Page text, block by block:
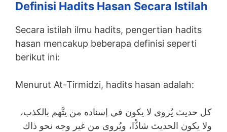
Definisi Hadits Hasan Secara Istilah
Secara istilah ilmu hadits, pengertian hadits
hasan mencakup beberapa definisi seperti
berikut ini:
Menurut At-Tirmidzi, hadits hasan adalah:
كل حديث يُروى لا يكون في إسناده من يتَّهم بالكذب،
ولا يكون الحديث شاذًّا، ويُروى من غير وجه نحو ذاك